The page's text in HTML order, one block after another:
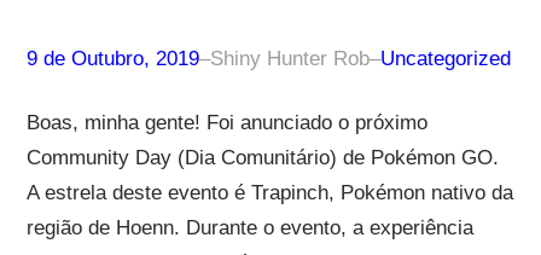
9 de Outubro, 2019–Shiny Hunter Rob–Uncategorized
Boas, minha gente! Foi anunciado o próximo
Community Day (Dia Comunitário) de Pokémon GO.
A estrela deste evento é Trapinch, Pokémon nativo da
região de Hoenn. Durante o evento, a experiência